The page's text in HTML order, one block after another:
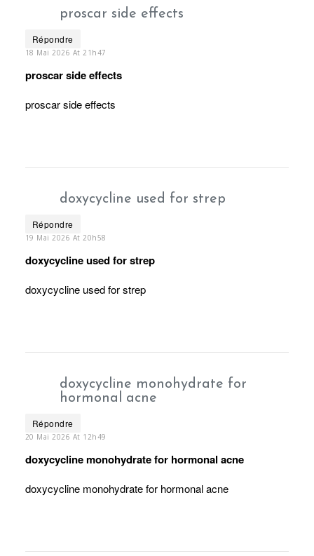
proscar side effects
Répondre
18 Mai 2026 At 21h47
proscar side effects
proscar side effects
doxycycline used for strep
Répondre
19 Mai 2026 At 20h58
doxycycline used for strep
doxycycline used for strep
doxycycline monohydrate for
hormonal acne
Répondre
20 Mai 2026 At 12h49
doxycycline monohydrate for hormonal acne
doxycycline monohydrate for hormonal acne